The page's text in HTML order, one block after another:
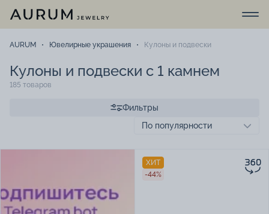
AURUM Ювелирные украшения Кулоны и подвески
Кулоны и подвески с 1 камнем
185 товаров
Фильтры
ХИТ
-44%